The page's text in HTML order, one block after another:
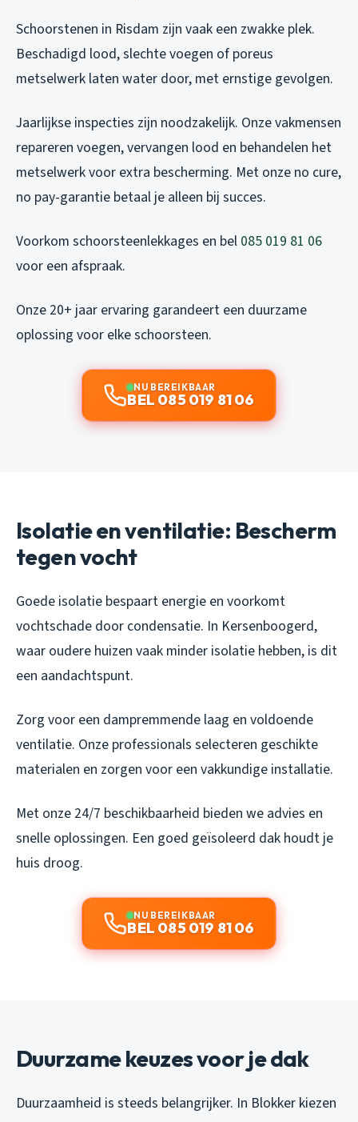
Schoorstenen in Risdam zijn vaak een zwakke plek.
Beschadigd lood, slechte voegen of poreus
metselwerk laten water door, met ernstige gevolgen.
Jaarlijkse inspecties zijn noodzakelijk. Onze vakmensen
repareren voegen, vervangen lood en behandelen het
metselwerk voor extra bescherming. Met onze no cure,
no pay-garantie betaal je alleen bij succes.
Voorkom schoorsteenlekkages en bel 085 019 81 06
voor een afspraak.
Onze 20+ jaar ervaring garandeert een duurzame
oplossing voor elke schoorsteen.
NU BEREIKBAAR
BEL 085 019 81 06
Isolatie en ventilatie: Bescherm
tegen vocht
Goede isolatie bespaart energie en voorkomt
vochtschade door condensatie. In Kersenboogerd,
waar oudere huizen vaak minder isolatie hebben, is dit
een aandachtspunt.
Zorg voor een dampremmende laag en voldoende
ventilatie. Onze professionals selecteren geschikte
materialen en zorgen voor een vakkundige installatie.
Met onze 24/7 beschikbaarheid bieden we advies en
snelle oplossingen. Een goed geïsoleerd dak houdt je
huis droog.
NU BEREIKBAAR
BEL 085 019 81 06
Duurzame keuzes voor je dak
Duurzaamheid is steeds belangrijker. In Blokker kiezen